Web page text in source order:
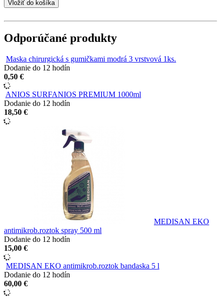
Odporúčané produkty
Maska chirurgická s gumičkami modrá 3 vrstvová 1ks.
Dodanie do 12 hodín
0,50 €
ANIOS SURFANIOS PREMIUM 1000ml
Dodanie do 12 hodín
18,50 €
MEDISAN EKO
antimikrob.roztok spray 500 ml
Dodanie do 12 hodín
15,00 €
MEDISAN EKO antimikrob.roztok bandaska 5 l
Dodanie do 12 hodín
60,00 €